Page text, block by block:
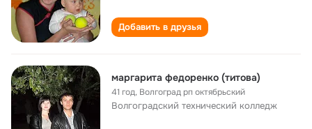
Добавить в друзья
маргарита федоренко (титова)
41 год, Волгоград рп октябрьский
Волгоградский технический колледж